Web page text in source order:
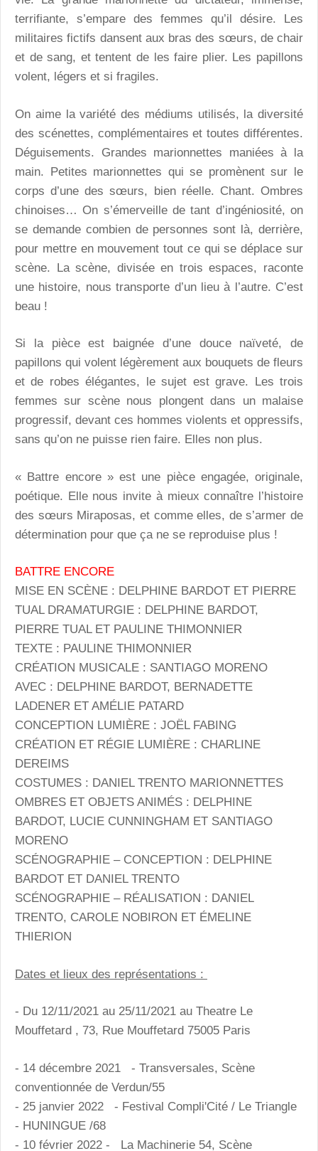
terrifiante, s’empare des femmes qu’il désire. Les
militaires fictifs dansent aux bras des sœurs, de chair
et de sang, et tentent de les faire plier. Les papillons
volent, légers et si fragiles.
On aime la variété des médiums utilisés, la diversité
des scénettes, complémentaires et toutes différentes.
Déguisements. Grandes marionnettes maniées à la
main. Petites marionnettes qui se promènent sur le
corps d’une des sœurs, bien réelle. Chant. Ombres
chinoises… On s’émerveille de tant d’ingéniosité, on
se demande combien de personnes sont là, derrière,
pour mettre en mouvement tout ce qui se déplace sur
scène. La scène, divisée en trois espaces, raconte
une histoire, nous transporte d’un lieu à l’autre. C’est
beau !
Si la pièce est baignée d’une douce naïveté, de
papillons qui volent légèrement aux bouquets de fleurs
et de robes élégantes, le sujet est grave. Les trois
femmes sur scène nous plongent dans un malaise
progressif, devant ces hommes violents et oppressifs,
sans qu’on ne puisse rien faire. Elles non plus.
« Battre encore » est une pièce engagée, originale,
poétique. Elle nous invite à mieux connaître l’histoire
des sœurs Miraposas, et comme elles, de s’armer de
détermination pour que ça ne se reproduise plus !
BATTRE ENCORE
MISE EN SCÈNE : DELPHINE BARDOT ET PIERRE
TUAL DRAMATURGIE : DELPHINE BARDOT,
PIERRE TUAL ET PAULINE THIMONNIER
TEXTE : PAULINE THIMONNIER
CRÉATION MUSICALE : SANTIAGO MORENO
AVEC : DELPHINE BARDOT, BERNADETTE
LADENER ET AMÉLIE PATARD
CONCEPTION LUMIÈRE : JOËL FABING
CRÉATION ET RÉGIE LUMIÈRE : CHARLINE
DEREIMS
COSTUMES : DANIEL TRENTO MARIONNETTES
OMBRES ET OBJETS ANIMÉS : DELPHINE
BARDOT, LUCIE CUNNINGHAM ET SANTIAGO
MORENO
SCÉNOGRAPHIE – CONCEPTION : DELPHINE
BARDOT ET DANIEL TRENTO
SCÉNOGRAPHIE – RÉALISATION : DANIEL
TRENTO, CAROLE NOBIRON ET ÉMELINE
THIERION
Dates et lieux des représentations :
- Du 12/11/2021 au 25/11/2021 au Theatre Le
Mouffetard , 73, Rue Mouffetard 75005 Paris
- 14 décembre 2021 - Transversales, Scène
conventionnée de Verdun/55
- 25 janvier 2022 - Festival Compli'Cité / Le Triangle
- HUNINGUE /68
- 10 février 2022 - La Machinerie 54, Scène